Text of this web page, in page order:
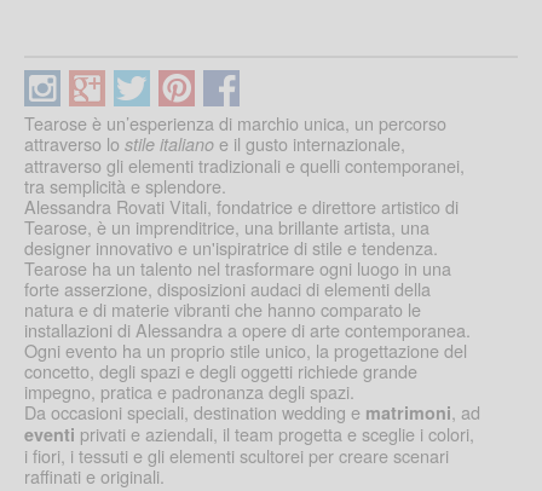
Tearose è un’esperienza di marchio unica, un percorso
attraverso lo stile italiano e il gusto internazionale,
attraverso gli elementi tradizionali e quelli contemporanei,
tra semplicità e splendore.
Alessandra Rovati Vitali, fondatrice e direttore artistico di
Tearose, è un imprenditrice, una brillante artista, una
designer innovativo e un'ispiratrice di stile e tendenza.
Tearose ha un talento nel trasformare ogni luogo in una
forte asserzione, disposizioni audaci di elementi della
natura e di materie vibranti che hanno comparato le
installazioni di Alessandra a opere di arte contemporanea.
Ogni evento ha un proprio stile unico, la progettazione del
concetto, degli spazi e degli oggetti richiede grande
impegno, pratica e padronanza degli spazi.
Da occasioni speciali, destination wedding e matrimoni, ad
eventi privati e aziendali, il team progetta e sceglie i colori,
i fiori, i tessuti e gli elementi scultorei per creare scenari
raffinati e originali.